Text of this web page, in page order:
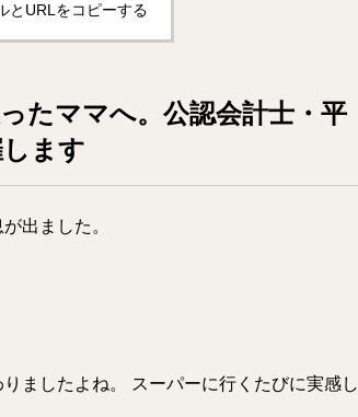
とURLをコピーする
たママへ。公認会計士・平
ます
出ました。
ましたよね。 スーパーに行くたびに実感し